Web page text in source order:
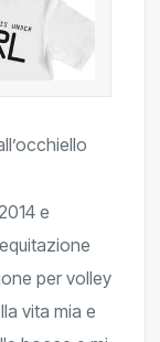
e
per volley
vita mia e